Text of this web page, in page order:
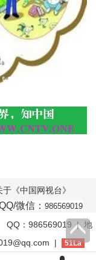
于《中国网视台》
微信： 986569019
QQ：986569019 | 地
|
51La